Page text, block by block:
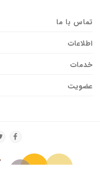
تماس با ما
اطلاعات
خدمات
عضویت